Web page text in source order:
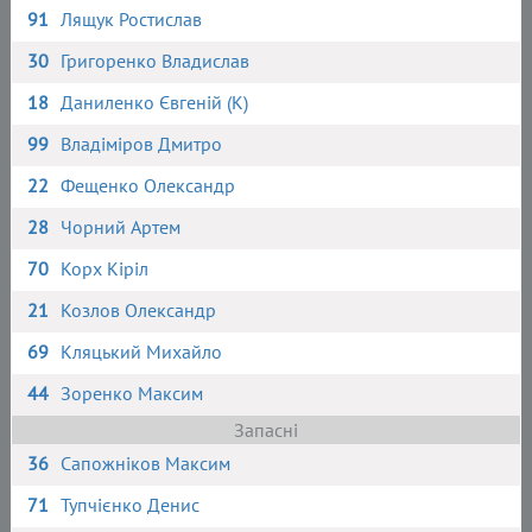
91 Лящук Ростислав
30 Григоренко Владислав
18 Даниленко Євгеній (К)
99 Владіміров Дмитро
22 Фещенко Олександр
28 Чорний Артем
70 Корх Кіріл
21 Козлов Олександр
69 Кляцький Михайло
44 Зоренко Максим
Запасні
36 Сапожніков Максим
71 Тупчієнко Денис